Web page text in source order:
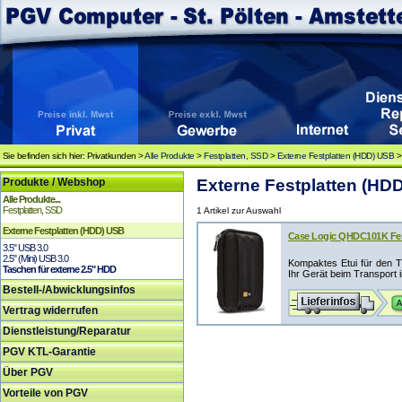
Sie befinden sich hier: Privatkunden >Alle Produkte >Festplatten, SSD>Externe Festplatten (HDD) USB
Produkte / Webshop
Alle Produkte...
Festplatten, SSD
Externe Festplatten (HDD) USB
3.5" USB 3.0
2.5" (Mini) USB 3.0
Taschen für externe 2.5" HDD
Bestell-/Abwicklungsinfos
Vertrag widerrufen
Dienstleistung/Reparatur
PGV KTL-Garantie
Über PGV
Vorteile von PGV
Externe Festplatten
1 Artikel zur Auswahl
Case Logic QHDC101K
Kompaktes Etui für den
Ihr Gerät beim Transport